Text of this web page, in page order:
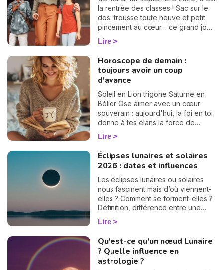
la rentrée des classes ! Sac sur le
dos, trousse toute neuve et petit
pincement au cœur… ce grand jour
est un moment clé pour vos enfants
comme pour vous. Pour vous aider
au mieux vos chères têtes blondes,
je vous offre un horoscope spécial
enfant : découvrez vite comment
se passera ce premier jour
d'école, signe par signe.
Lire
Horoscope de demain :
toujours avoir un coup
d'avance
Soleil en Lion trigone Saturne en
Bélier Ose aimer avec un cœur
souverain : aujourd'hui, la foi en toi
donne à tes élans la force de
devenir un chemin lumineux.
Lire
Éclipses lunaires et solaires
2026 : dates et influences
Les éclipses lunaires ou solaires
nous fascinent mais d’où viennent-
elles ? Comment se forment-elles ?
Définition, différence entre une
éclipse lunaire et solaire, influence
en astrologie et dates des éclipses
sujet.
Lire
Qu'est-ce qu'un nœud Lunaire
? Quelle influence en
astrologie ?